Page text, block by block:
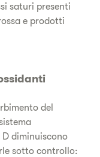
saturi presenti
e prodotti
del
diminuiscono
sotto controllo: